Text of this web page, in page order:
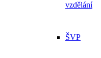
vzdělání
ŠVP